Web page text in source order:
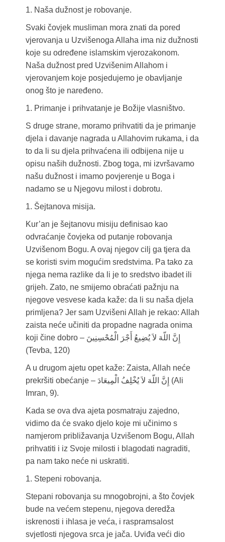
1. Naša dužnost je robovanje.
Svaki čovjek musliman mora znati da pored
vjerovanja u Uzvišenoga Allaha ima niz dužnosti
koje su određene islamskim vjerozakonom.
Naša dužnost pred Uzvišenim Allahom i
vjerovanjem koje posjedujemo je obavljanje
onog što je naređeno.
1. Primanje i prihvatanje je Božije vlasništvo.
S druge strane, moramo prihvatiti da je primanje
djela i davanje nagrada u Allahovim rukama, i da
to da li su djela prihvaćena ili odbijena nije u
opisu naših dužnosti. Zbog toga, mi izvršavamo
našu dužnost i imamo povjerenje u Boga i
nadamo se u Njegovu milost i dobrotu.
1. Šejtanova misija.
Kur’an je šejtanovu misiju definisao kao
odvraćanje čovjeka od putanje robovanja
Uzvišenom Bogu. A ovaj njegov cilj ga tjera da
se koristi svim mogućim sredstvima. Pa tako za
njega nema razlike da li je to sredstvo ibadet ili
grijeh. Zato, ne smijemo obraćati pažnju na
njegove vesvese kada kaže: da li su naša djela
primljena? Jer sam Uzvišeni Allah je rekao: Allah
zaista neće učiniti da propadne nagrada onima
koji čine dobro – إِنَّ اللّهَ لاَ يُضِيعُ أَجْرَ الْمُحْسِنِينَ
(Tevba, 120)
A u drugom ajetu opet kaže: Zaista, Allah neće
prekršiti obećanje – إِنَّ اللّهَ لاَ يُخْلِفُ الْمِيعَادَ (Ali
Imran, 9).
Kada se ova dva ajeta posmatraju zajedno,
vidimo da će svako djelo koje mi učinimo s
namjerom približavanja Uzvišenom Bogu, Allah
prihvatiti i iz Svoje milosti i blagodati nagraditi,
pa nam tako neće ni uskratiti.
1. Stepeni robovanja.
Stepani robovanja su mnogobrojni, a što čovjek
bude na većem stepenu, njegova deredža
iskrenosti i ihlasa je veća, i raspramsalost
svjetlosti njegova srca je jača. Uviđa veći dio